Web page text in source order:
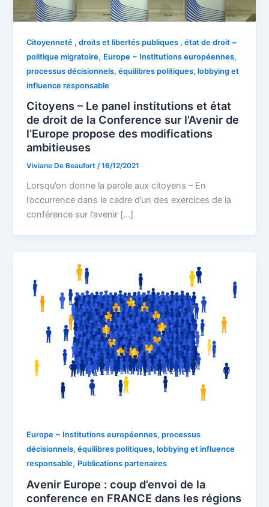
Citoyenneté , droits et libertés publiques , état de droit ~
politique migratoire, Europe ~ Institutions européennes,
processus décisionnels, équilibres politiques, lobbying et
influence responsable
Citoyens – Le panel institutions et état
de droit de la Conference sur l’Avenir de
l’Europe propose des modifications
ambitieuses
Viviane De Beaufort/16/12/2021
Lorsqu’on donne la parole aux citoyens – En
l’occurrence dans le cadre d’un des exercices de la
conférence sur l’avenir […]
Europe ~ Institutions européennes, processus
décisionnels, équilibres politiques, lobbying et influence
responsable, Publications partenaires
Avenir Europe : coup d’envoi de la
conference en FRANCE dans les régions